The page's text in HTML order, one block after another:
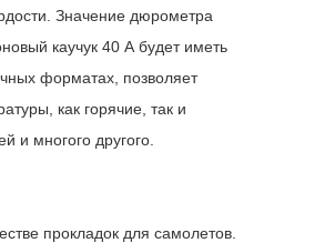
Значение дюрометра
каучук 40 А будет иметь
форматах, позволяет
как горячие, так и
и многого другого.
прокладок для самолетов.